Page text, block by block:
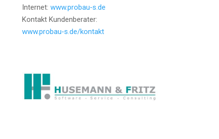
Inter­net: www.probau‑s.de
Kon­takt Kun­den­be­ra­ter:
www.probau‑s.de/kontakt